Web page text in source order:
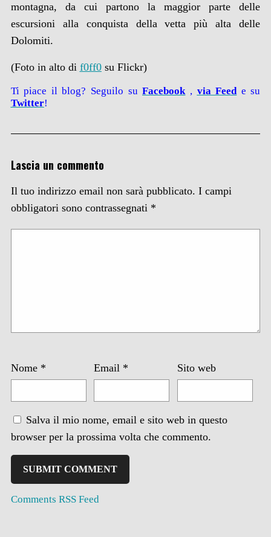
montagna, da cui partono la maggior parte delle
escursioni alla conquista della vetta più alta delle
Dolomiti.
(Foto in alto di f0ff0su Flickr)
Ti piace il blog? Seguilo suFacebook , viaFeede su
Twitter!
Lascia un commento
Il tuo indirizzo email non sarà pubblicato. I campi
obbligatori sono contrassegnati *
Nome * Email * Sito web
Salva il mio nome, email e sito web in questo
browser per la prossima volta che commento.
Comments RSS Feed